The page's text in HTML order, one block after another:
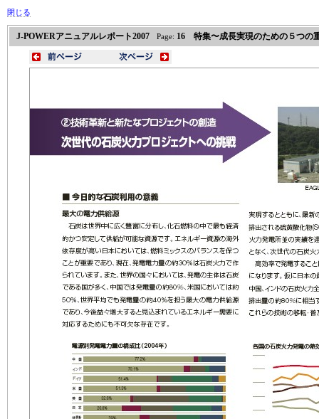
閉じる
J-POWERアニュアルレポート2007 Page: 16 特集〜成長実現のための５つの